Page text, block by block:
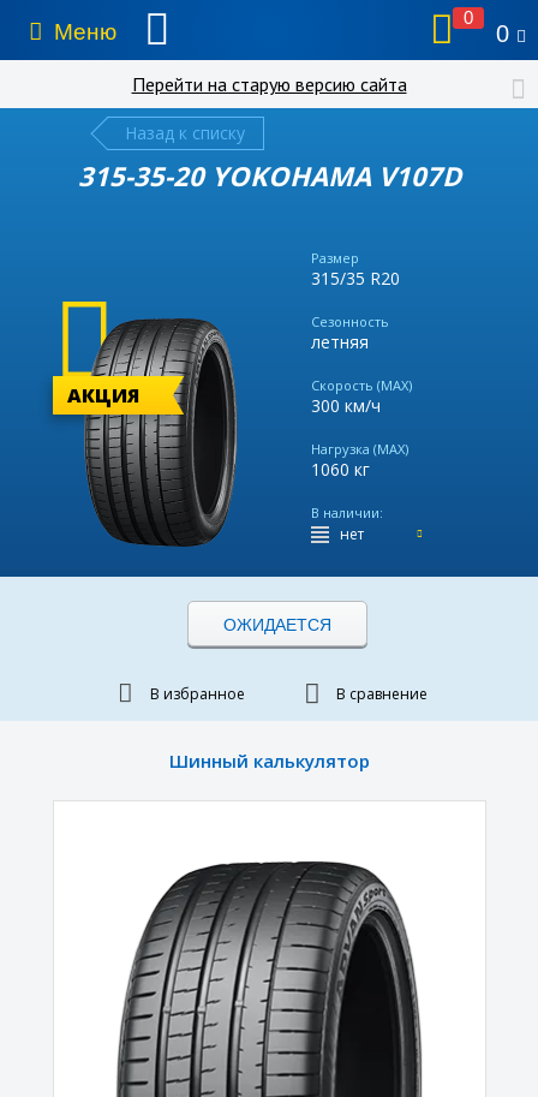
Меню
0
0
Перейти на старую версию сайта
Назад к списку
315-35-20 YOKOHAMA V107D
Размер
315/35 R20
Сезонность
летняя
Скорость (MAX)
300 км/ч
Нагрузка (MAX)
1060 кг
В наличии:
нет
АКЦИЯ
ОЖИДАЕТСЯ
В избранное В сравнение
Шинный калькулятор